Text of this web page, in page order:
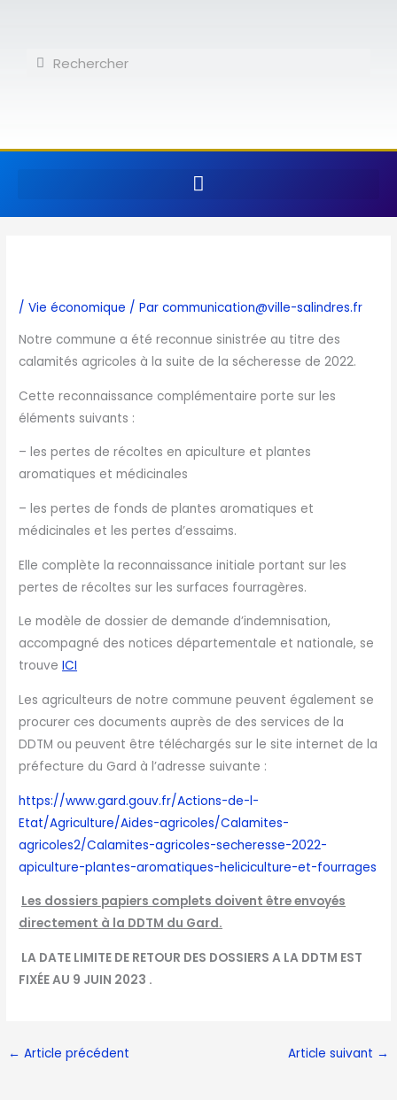
contenuRechercher
Rechercher
/Vie économique / Parcommunication@ville-salindres.fr
Notre commune a été reconnue sinistrée au titre des
calamités agricoles à la suite de la sécheresse de 2022.
Cette reconnaissance complémentaire porte sur les
éléments suivants :
– les pertes de récoltes en apiculture et plantes
aromatiques et médicinales
– les pertes de fonds de plantes aromatiques et
médicinales et les pertes d’essaims.
Elle complète la reconnaissance initiale portant sur les
pertes de récoltes sur les surfaces fourragères.
Le modèle de dossier de demande d’indemnisation,
accompagné des notices départementale et nationale, se
trouveICI
Les agriculteurs de notre commune peuvent également se
procurer ces documents auprès de des services de la
DDTM ou peuvent être téléchargés sur le site internet de la
préfecture du Gard à l’adresse suivante :
https://www.gard.gouv.fr/Actions-de-l-
Etat/Agriculture/Aides-agricoles/Calamites-
agricoles2/Calamites-agricoles-secheresse-2022-
apiculture-plantes-aromatiques-heliciculture-et-fourrages
Les dossiers papiers complets doivent être envoyés
directement à la DDTM du Gard.
LA DATE LIMITE DE RETOUR DES DOSSIERS A LA DDTM EST
FIXÉE AU 9 JUIN 2023 .
← Article précédent Article suivant →